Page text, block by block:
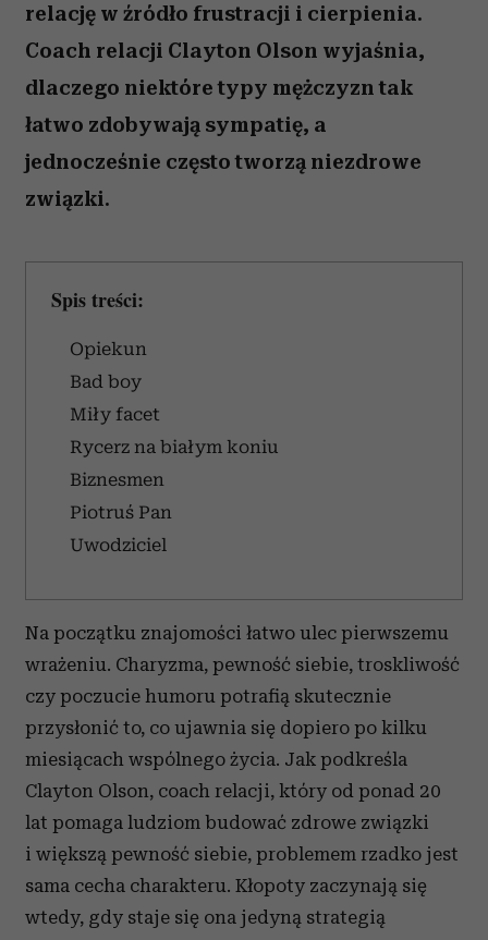
relację w źródło frustracji i cierpienia.
Coach relacji Clayton Olson wyjaśnia,
dlaczego niektóre typy mężczyzn tak
łatwo zdobywają sympatię, a
jednocześnie często tworzą niezdrowe
związki.
Spis treści:
Opiekun
Bad boy
Miły facet
Rycerz na białym koniu
Biznesmen
Piotruś Pan
Uwodziciel
Na początku znajomości łatwo ulec pierwszemu
wrażeniu. Charyzma, pewność siebie, troskliwość
czy poczucie humoru potrafią skutecznie
przysłonić to, co ujawnia się dopiero po kilku
miesiącach wspólnego życia. Jak podkreśla
Clayton Olson, coach relacji, który od ponad 20
lat pomaga ludziom budować zdrowe związki
i większą pewność siebie, problemem rzadko jest
sama cecha charakteru. Kłopoty zaczynają się
wtedy, gdy staje się ona jedyną strategią